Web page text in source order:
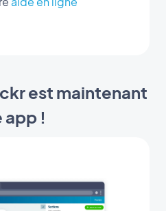
est maintenant
!